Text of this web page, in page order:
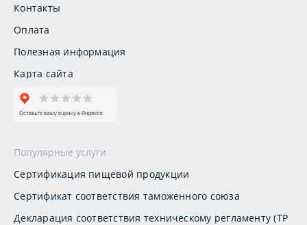
Контакты
Оплата
Полезная информация
Карта сайта
Популярные услуги
Сертификация пищевой продукции
Сертификат соответствия таможенного союза
Декларация соответствия техническому регламенту (ТР